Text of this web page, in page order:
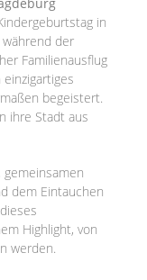
in
während der
Familienausflug
begeistert.
ihre Stadt aus
dem Eintauchen
Highlight, von
werden.